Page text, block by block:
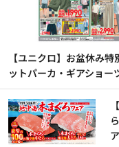
【ユニクロ】お盆休み
ットパーカ・ギアショー